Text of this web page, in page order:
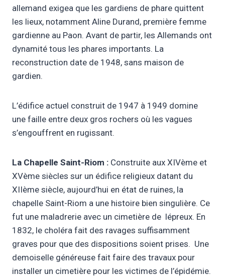
allemand exigea que les gardiens de phare quittent
les lieux, notamment Aline Durand, première femme
gardienne au Paon. Avant de partir, les Allemands ont
dynamité tous les phares importants. La
reconstruction date de 1948, sans maison de
gardien.
L’édifice actuel construit de 1947 à 1949 domine
une faille entre deux gros rochers où les vagues
s’engouffrent en rugissant.
La Chapelle Saint-Riom : Construite aux XIVème et
XVème siècles sur un édifice religieux datant du
XIIème siècle, aujourd’hui en état de ruines, la
chapelle Saint-Riom a une histoire bien singulière. Ce
fut une maladrerie avec un cimetière de lépreux. En
1832, le choléra fait des ravages suffisamment
graves pour que des dispositions soient prises. Une
demoiselle généreuse fait faire des travaux pour
installer un cimetière pour les victimes de l’épidémie.